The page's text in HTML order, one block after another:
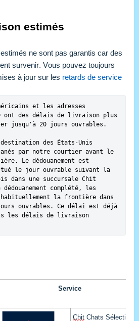
estimés
ne sont pas garantis car des
survenir. Vous pouvez toujours
à jour sur les retards de service
et les adresses
ont des délais de livraison plus
jusqu'à 20 jours ouvrables.
des États-Unis
par notre courtier avant le
Le dédouanement est
le jour ouvrable suivant la
dans une succursale Chit
complété, les
la frontière dans
ouvrables. Ce délai est déjà
les délais de livraison
Service
Chit Chats Sélection